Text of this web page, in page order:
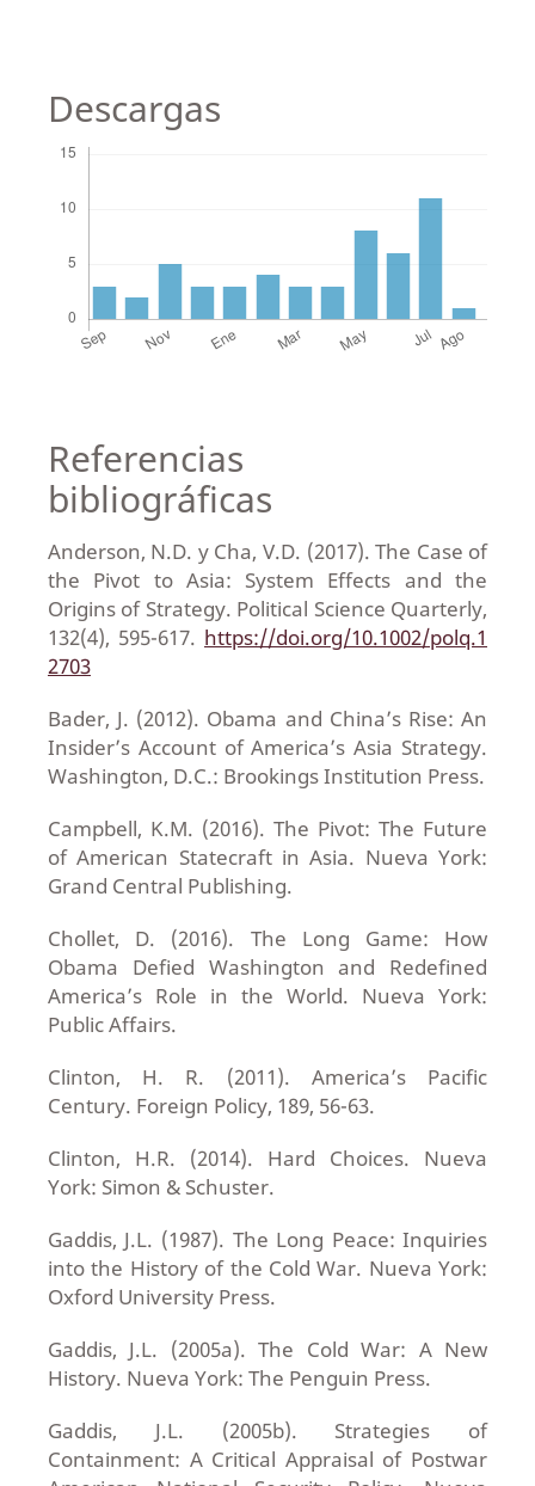
Descargas
Referencias
bibliográficas
Anderson, N.D. y Cha, V.D. (2017). The Case of
the Pivot to Asia: System Effects and the
Origins of Strategy. Political Science Quarterly,
132(4), 595-617. https://doi.org/10.1002/polq.1
2703
Bader, J. (2012). Obama and China’s Rise: An
Insider’s Account of America’s Asia Strategy.
Washington, D.C.: Brookings Institution Press.
Campbell, K.M. (2016). The Pivot: The Future
of American Statecraft in Asia. Nueva York:
Grand Central Publishing.
Chollet, D. (2016). The Long Game: How
Obama Defied Washington and Redefined
America’s Role in the World. Nueva York:
Public Affairs.
Clinton, H. R. (2011). America’s Pacific
Century. Foreign Policy, 189, 56-63.
Clinton, H.R. (2014). Hard Choices. Nueva
York: Simon & Schuster.
Gaddis, J.L. (1987). The Long Peace: Inquiries
into the History of the Cold War. Nueva York:
Oxford University Press.
Gaddis, J.L. (2005a). The Cold War: A New
History. Nueva York: The Penguin Press.
Gaddis, J.L. (2005b). Strategies of
Containment: A Critical Appraisal of Postwar